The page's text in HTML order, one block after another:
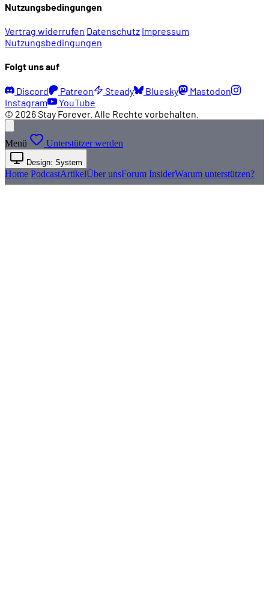
Nutzungsbedingungen
Vertrag widerrufen Datenschutz Impressum
Nutzungsbedingungen
Folgt uns auf
Discord Patreon Steady Bluesky
Mastodon
Instagram
YouTube
© 2026 Stay Forever. Alle Rechte vorbehalten.
Menü Unterstützer werden
Design: System
Home PodcastArtikelÜber unsForum InsiderWarum unterstützen?